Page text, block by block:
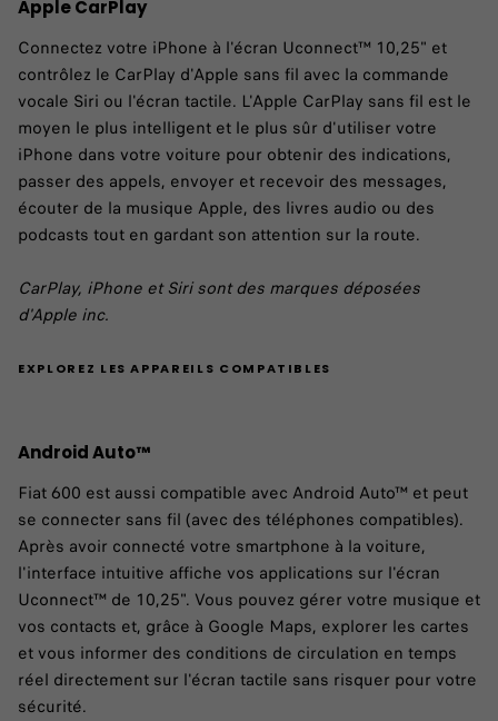
Apple CarPlay
Connectez votre iPhone à l'écran Uconnect™ 10,25" et
contrôlez le CarPlay d'Apple sans fil avec la commande
vocale Siri ou l'écran tactile. L'Apple CarPlay sans fil est le
moyen le plus intelligent et le plus sûr d'utiliser votre
iPhone dans votre voiture pour obtenir des indications,
passer des appels, envoyer et recevoir des messages,
écouter de la musique Apple, des livres audio ou des
podcasts tout en gardant son attention sur la route.​
CarPlay, iPhone et Siri sont des marques déposées
d'Apple inc.​
EXPLOREZ LES APPAREILS COMPATIBLES​
Android Auto™
Fiat 600 est aussi compatible avec Android Auto™ et peut
se connecter sans fil (avec des téléphones compatibles).
Après avoir connecté votre smartphone à la voiture,
l'interface intuitive affiche vos applications sur l'écran
Uconnect™ de 10,25". Vous pouvez gérer votre musique et
vos contacts et, grâce à Google Maps, explorer les cartes
et vous informer des conditions de circulation en temps
réel directement sur l'écran tactile sans risquer pour votre
sécurité. ​